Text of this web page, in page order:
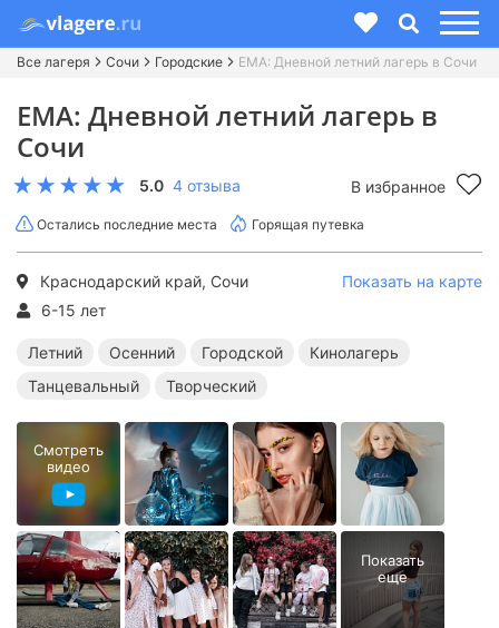
Все лагеря Сочи Городские ЕМА: Дневной летний лагерь в Сочи
ЕМА: Дневной летний лагерь в
Сочи
5.0 4 отзыва В избранное
Остались последние места Горящая путевка
Краснодарский край, Сочи
Показать на карте
6-15 лет
Летний Осенний Городской
Кинолагерь
Танцевальный
Творческий
Смотреть
видео